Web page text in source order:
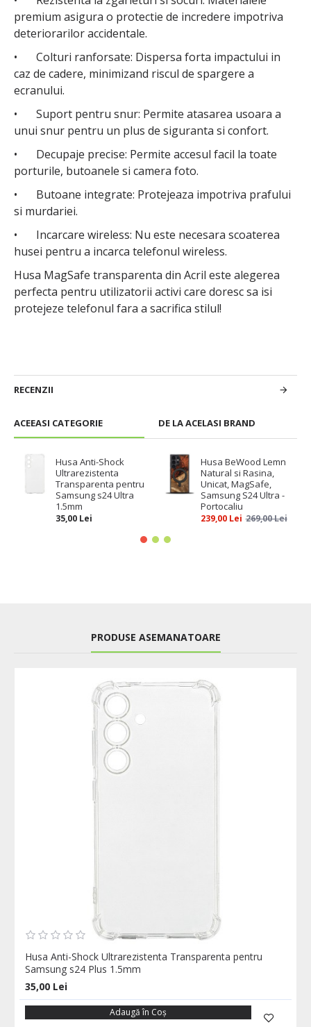
ACEEASI CATEGORIE DE LA ACELASI BRAND
Husa Anti-Shock
Ultrarezistenta
Transparenta pentru
Samsung s24 Ultra
1.5mm
35,00 Lei
Husa BeWood Lemn
Natural si Rasina,
Unicat, MagSafe,
Samsung S24 Ultra -
Portocaliu
239,00 Lei 269,00 Lei
premium asigura o protectie de incredere impotriva
deteriorarilor accidentale.
•
Colturi ranforsate: Dispersa forta impactului in
caz de cadere, minimizand riscul de spargere a
ecranului.
•
Suport pentru snur: Permite atasarea usoara a
unui snur pentru un plus de siguranta si confort.
•
Decupaje precise: Permite accesul facil la toate
porturile, butoanele si camera foto.
•
Butoane integrate: Protejeaza impotriva prafului
si murdariei.
•
Incarcare wireless: Nu este necesara scoaterea
husei pentru a incarca telefonul wireless.
Husa MagSafe transparenta din Acril este alegerea
perfecta pentru utilizatorii activi care doresc sa isi
protejeze telefonul fara a sacrifica stilul!
RECENZII
PRODUSE ASEMANATOARE
Husa Anti-Shock Ultrarezistenta Transparenta pentru
Samsung s24 Plus 1.5mm
35,00 Lei
Adaugă în Coş